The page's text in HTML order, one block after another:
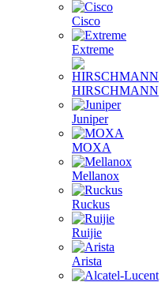
Cisco
Extreme
HIRSCHMANN
Juniper
MOXA
Mellanox
Ruckus
Ruijie
Arista